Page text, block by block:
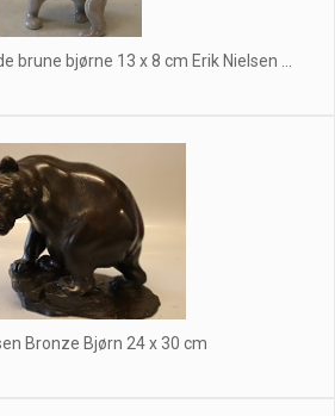
brune bjørne 13 x 8 cm Erik Nielsen ...
Bronze Bjørn 24 x 30 cm